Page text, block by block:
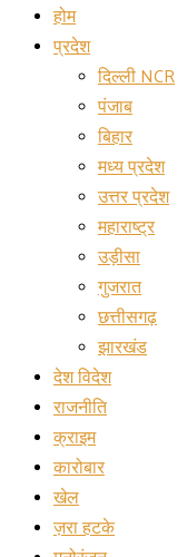
होम
प्रदेश
दिल्ली NCR
पंजाब
बिहार
मध्य प्रदेश
उत्तर प्रदेश
महाराष्ट्र
उड़ीसा
गुजरात
छत्तीसगढ़
झारखंड
देश विदेश
राजनीति
क्राइम
कारोबार
खेल
ज़रा हटके